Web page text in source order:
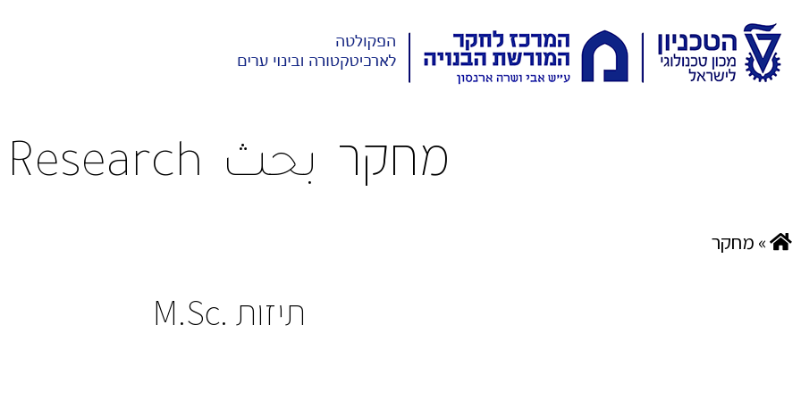
מחקר بحث Research
» מחקר
תיזות .M.Sc